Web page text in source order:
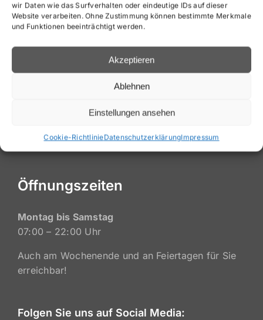
wir Daten wie das Surfverhalten oder eindeutige IDs auf dieser
Website verarbeiten. Ohne Zustimmung können bestimmte Merkmale
und Funktionen beeinträchtigt werden.
Akzeptieren
Ablehnen
Einstellungen ansehen
Cookie-RichtlinieDatenschutzerklärungImpressum
Save my name, email, and website in this
browser for the next time I comment.
Öffnungszeiten
Montag bis Samstag
07:00 – 22:00 Uhr
Auch am Wochenende und an Feiertagen für Sie
erreichbar!
Folgen Sie uns auf Social Media: